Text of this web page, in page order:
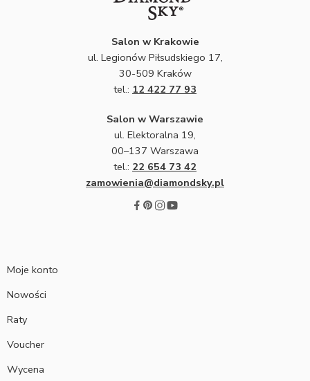
Salon w Krakowie
ul. Legionów Piłsudskiego 17,
30-509 Kraków
tel.: 12 422 77 93
Salon w Warszawie
ul. Elektoralna 19,
00–137 Warszawa
tel.: 22 654 73 42
zamowienia@diamondsky.pl
Moje konto
Nowości
Raty
Voucher
Wycena